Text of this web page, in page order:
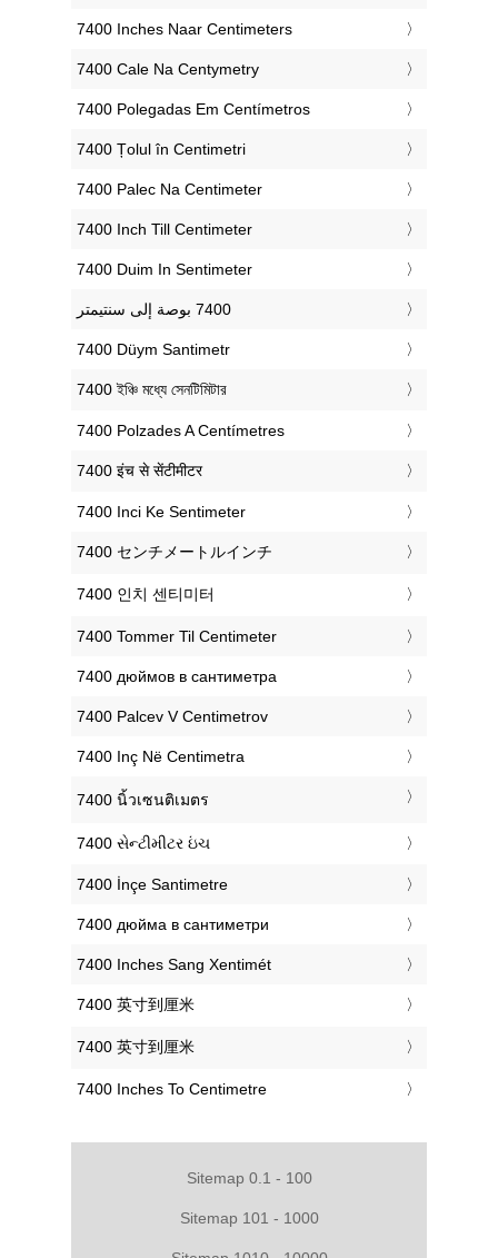
‎7400 Inches Naar Centimeters
‎7400 Cale Na Centymetry
‎7400 Polegadas Em Centímetros
‎7400 Țolul în Centimetri
‎7400 Palec Na Centimeter
‎7400 Inch Till Centimeter
‎7400 Duim In Sentimeter
‎7400 Düym Santimetr
‎7400 ইঞ্চি মধ্যে সেনটিমিটার
‎7400 Polzades A Centímetres
‎7400 इंच से सेंटीमीटर
‎7400 Inci Ke Sentimeter
‎7400 センチメートルインチ
‎7400 인치 센티미터
‎7400 Tommer Til Centimeter
‎7400 дюймов в сантиметра
‎7400 Palcev V Centimetrov
‎7400 Inç Në Centimetra
‎7400 นิ้วเซนติเมตร
‎7400 સેન્ટીમીટર ઇંચ
‎7400 İnçe Santimetre
‎7400 дюйма в сантиметри
‎7400 Inches Sang Xentimét
‎7400 英寸到厘米
‎7400 英寸到厘米
‎7400 Inches To Centimetre
Sitemap 0.1 - 100
Sitemap 101 - 1000